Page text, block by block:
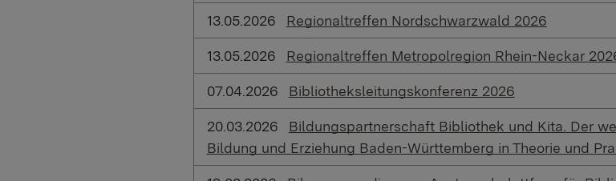
13.05.2026 Regionaltreffen Nordschwarzwald 2026
13.05.2026 Regionaltreffen Metropolregion Rhein-Neckar
07.04.2026 Bibliotheksleitungskonferenz 2026
20.03.2026
Bildungspartnerschaft Bibliothek und Kita. Der
Bildung und Erziehung Baden-Württemberg in Theorie und